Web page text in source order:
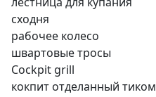
сходня
рабочее колесо
швартовые тросы
Cockpit grill
кокпит отделанный тиком